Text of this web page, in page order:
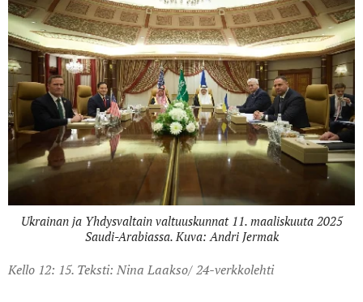
Ukrainan ja Yhdysvaltain valtuuskunnat 11. maaliskuuta 2025
Saudi-Arabiassa. Kuva: Andri Jermak
Kello 12: 15. Teksti: Nina Laakso/ 24-verkkolehti